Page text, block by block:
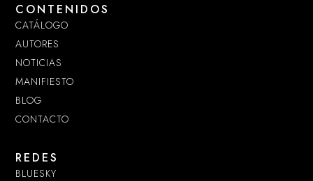
CONTENIDOS
CATÁLOGO
AUTORES
NOTICIAS
MANIFIESTO
BLOG
CONTACTO
REDES
BLUESKY